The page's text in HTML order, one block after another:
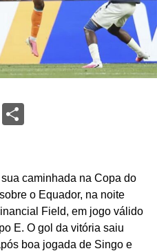
Share
caminhada na Copa do
o Equador, na noite
Field, em jogo válido
E. O gol da vitória saiu
boa jogada de Singo e